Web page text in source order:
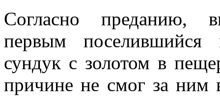
Согласно преданию,
первым поселившийся
сундук с золотом в
причине не смог за ним